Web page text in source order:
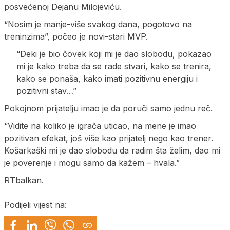
posvećenoj Dejanu Milojeviću.
“Nosim je manje-više svakog dana, pogotovo na
treninzima”, počeo je novi-stari MVP.
“Deki je bio čovek koji mi je dao slobodu, pokazao
mi je kako treba da se rade stvari, kako se trenira,
kako se ponaša, kako imati pozitivnu energiju i
pozitivni stav…”
Pokojnom prijatelju imao je da poruči samo jednu reč.
“Vidite na koliko je igrača uticao, na mene je imao
pozitivan efekat, još više kao prijatelj nego kao trener.
Košarkaški mi je dao slobodu da radim šta želim, dao mi
je poverenje i mogu samo da kažem – hvala.”
RTbalkan.
Podijeli vijest na: